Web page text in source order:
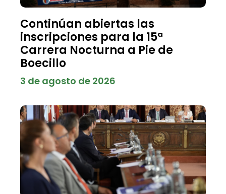
Continúan abiertas las
inscripciones para la 15ª
Carrera Nocturna a Pie de
Boecillo
3 de agosto de 2026